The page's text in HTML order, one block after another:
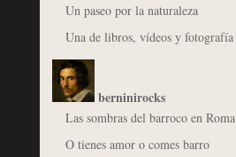
Un paseo por la naturaleza
Una de libros, vídeos y fotografía
berninirocks
Las sombras del barroco en Roma
O tienes amor o comes barro